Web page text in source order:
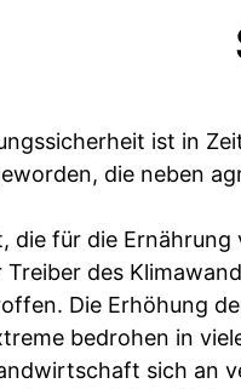
ist in
die neben
die für die
Treiber des
Die Erhöhung
bedrohen in
sich an